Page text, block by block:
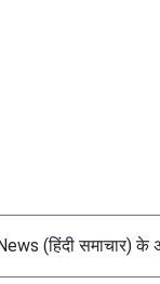
(हिंदी समाचार) के